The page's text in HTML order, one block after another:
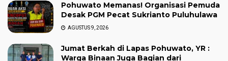
Pohuwato Memanas! Organisasi Pemuda
Desak PGM Pecat Sukrianto Puluhulawa
AGUSTUS 9, 2026
Jumat Berkah di Lapas Pohuwato, YR :
Warga Binaan Juga Bagian dari